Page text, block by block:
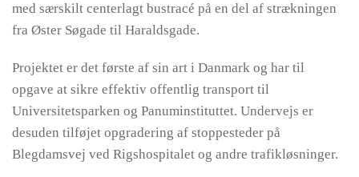
med særskilt centerlagt bustracé på en del af strækningen
fra Øster Søgade til Haraldsgade.
Projektet er det første af sin art i Danmark og har til
opgave at sikre effektiv offentlig transport til
Universitetsparken og Panuminstituttet. Undervejs er
desuden tilføjet opgradering af stoppesteder på
Blegdamsvej ved Rigshospitalet og andre trafikløsninger.